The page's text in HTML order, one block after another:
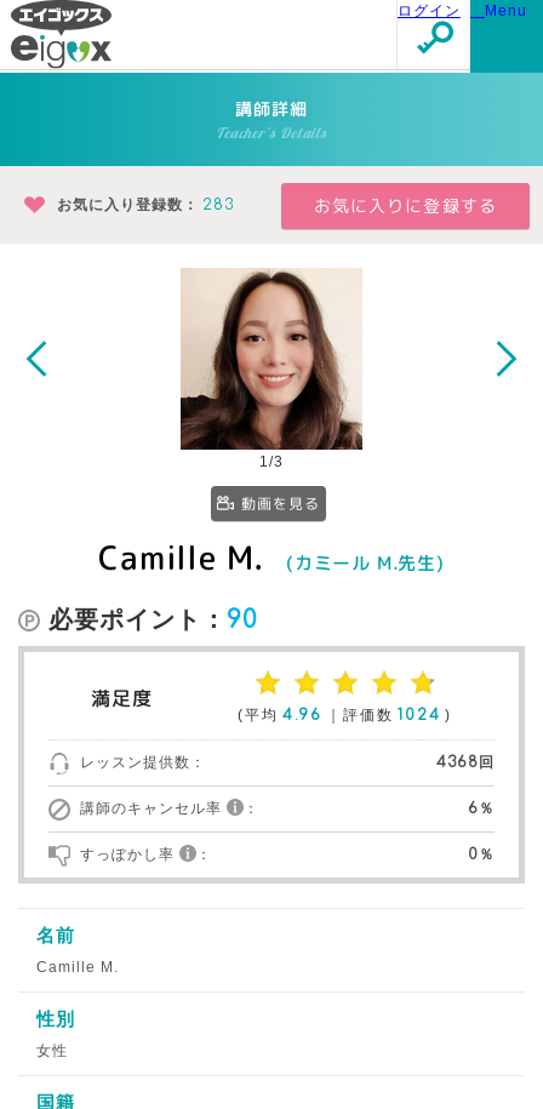
Menu
ログイン
講師詳細
Teacher's Details
1/3
動画を見る
Camille M. (カミール M.先生)
必要ポイント： 90
満足度
(平均 4.96 ｜評価数 1024 )
レッスン提供数： 4368回
講師のキャンセル率 ： 6％
すっぽかし率 ： 0％
お気に入り登録数： 283
名前
Camille M.
性別
女性
国籍